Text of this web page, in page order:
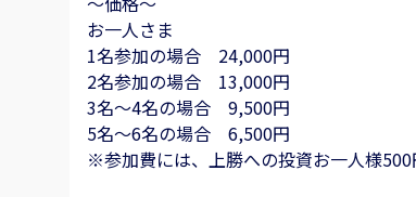
お一人さま
1名参加の場合 24,000円
2名参加の場合 13,000円
3名～4名の場合 9,500円
5名～6名の場合 6,500円
※参加費には、上勝への投資お一人様500